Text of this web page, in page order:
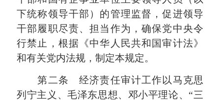
下统称领导干部）的管理监督，促进领导
干部履职尽责、担当作为，确保党中央令
行禁止，根据《中华人民共和国审计法》
和有关党内法规，制定本规定。
第二条 经济责任审计工作以马克思
列宁主义、毛泽东思想、邓小平理论、“三